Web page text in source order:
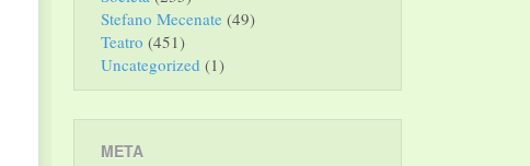
Stefano Mecenate (49)
Teatro (451)
Uncategorized (1)
META